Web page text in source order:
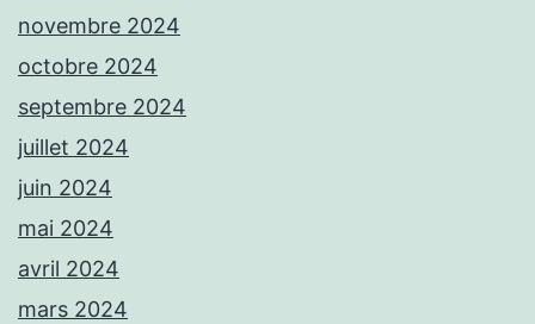
novembre 2024
octobre 2024
septembre 2024
juillet 2024
juin 2024
mai 2024
avril 2024
mars 2024